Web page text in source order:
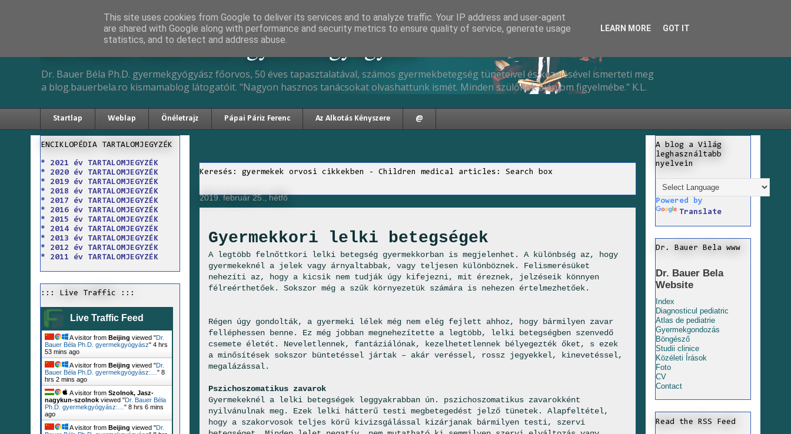
Dr. Bauer Béla Ph.D. gyermekgyógyász
Dr. Bauer Béla Ph.D. gyermekgyógyász főorvos, 50 éves tapasztalatával, számos gyermekbetegség tüneteivel és kezelésével ismerteti meg
a blog.bauerbela.ro kismamablog látogatóit. "Nagyon hasznos tanácsokat olvashattunk ismét. Minden szülőnek ajánlom figyelmébe." K.L.
Startlap Weblap Önéletrajz Pápai Páriz Ferenc Az Alkotás Kényszere @
Keresés: gyermekek orvosi cikkekben - Children medical articles: Search box
2019. február 25., hétfő
Gyermekkori lelki betegségek
A legtöbb felnőttkori lelki betegség gyermekkorban is megjelenhet. A különbség az, hogy
gyermekeknél a jelek vagy árnyaltabbak, vagy teljesen különböznek. Felismerésüket
nehezíti az, hogy a kicsik nem tudják úgy kifejezni, mit éreznek, jelzéseik könnyen
félreérthetőek. Sokszor még a szűk környezetük számára is nehezen értelmezhetőek.
Régen úgy gondolták, a gyermeki lélek még nem elég fejlett ahhoz, hogy bármilyen zavar
felléphessen benne. Ez még jobban megnehezítette a legtöbb, lelki betegségben szenvedő
csemete életét. Neveletlennek, fantáziálónak, kezelhetetlennek bélyegezték őket, s ezek
a minősítések sokszor büntetéssel jártak – akár veréssel, rossz jegyekkel, kinevetéssel,
megalázással.
Pszichoszomatikus zavarok
Gyermekeknél a lelki betegségek leggyakrabban ún. pszichoszomatikus zavarokként
nyilvánulnak meg. Ezek lelki hátterű testi megbetegedést jelző tünetek. Alapfeltétel,
hogy a szakorvosok teljes körű kivizsgálással kizárjanak bármilyen testi, szervi
ENCIKLOPÉDIA TARTALOMJEGYZÉK
* 2021 év TARTALOMJEGYZÉK
* 2020 év TARTALOMJEGYZÉK
* 2019 év TARTALOMJEGYZÉK
* 2018 év TARTALOMJEGYZÉK
* 2017 év TARTALOMJEGYZÉK
* 2016 év TARTALOMJEGYZÉK
* 2015 év TARTALOMJEGYZÉK
* 2014 év TARTALOMJEGYZÉK
* 2013 év TARTALOMJEGYZÉK
* 2012 év TARTALOMJEGYZÉK
* 2011 év TARTALOMJEGYZÉK
::: Live Traffic :::
Live Traffic Feed
A visitor from Beijing viewed "Dr.
Bauer Béla Ph.D. gyermekgyógyász" 4 hrs
53 mins ago
A visitor from Beijing viewed "Dr.
Bauer Béla Ph.D. gyermekgyógyász:… " 8
hrs 2 mins ago
A visitor from Szolnok, Jasz-
nagykun-szolnok viewed "Dr. Bauer Béla
Ph.D. gyermekgyógyász:… " 8 hrs 6 mins
ago
A visitor from Beijing viewed "Dr.
A blog a Világ
leghasználtabb
nyelvein
Powered by
Translate
Dr. Bauer Bela www
Dr. Bauer Bela
Website
Index
Diagnosticul pediatric
Atlas de pediatrie
Gyermekgondozás
Böngésző
Studii clinice
Közéleti Írások
Foto
CV
Contact
Read the RSS Feed
This site uses cookies from Google to deliver its services and to analyze traffic. Your IP address and user-agent
are shared with Google along with performance and security metrics to ensure quality of service, generate usage
statistics, and to detect and address abuse.
LEARN MORE GOT IT